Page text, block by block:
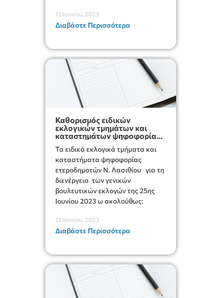
κατακύρωσης την πλέον
συμφέρουσα από οικονομική
προσφορά.
13 Ιουνίου, 2023
Διαβάστε Περισσότερα
Καθορισμός ειδικών
εκλογικών τμημάτων και
καταστημάτων ψηφοφορίας
για τις γενικές Βουλευτικές
εκλογές 25ης Ιουνίου 2023
Τα ειδικά εκλογικά τμήματα και
καταστήματα ψηφοφορίας
ετεροδημοτών Ν. Λασιθίου για τη
διενέργεια των γενικών
βουλευτικών εκλογών της 25ης
Ιουνίου 2023 ω ακολούθως:
13 Ιουνίου, 2023
Διαβάστε Περισσότερα